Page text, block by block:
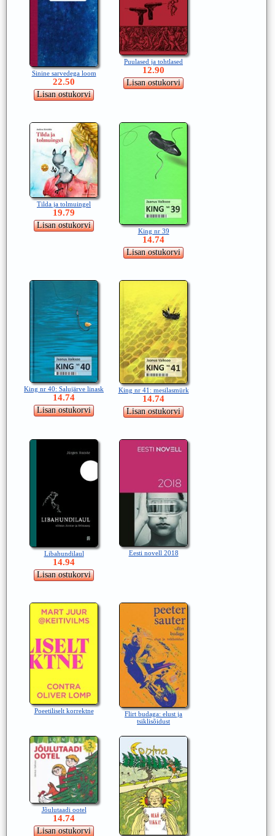
Sinine sarvedega loom
22.50
Puulased ja tohtlased
12.90
Tilda ja tolmuingel
19.79
King nr 39
14.74
King nr 40: Salujärve linask
14.74
King nr 41: mesilasmürk
14.74
Libahundilaul
14.94
Eesti novell 2018
Poeetiliselt korrektne
Flirt budaga: elust ja
tsiklisõidust
Jõulutaadi ootel
14.74